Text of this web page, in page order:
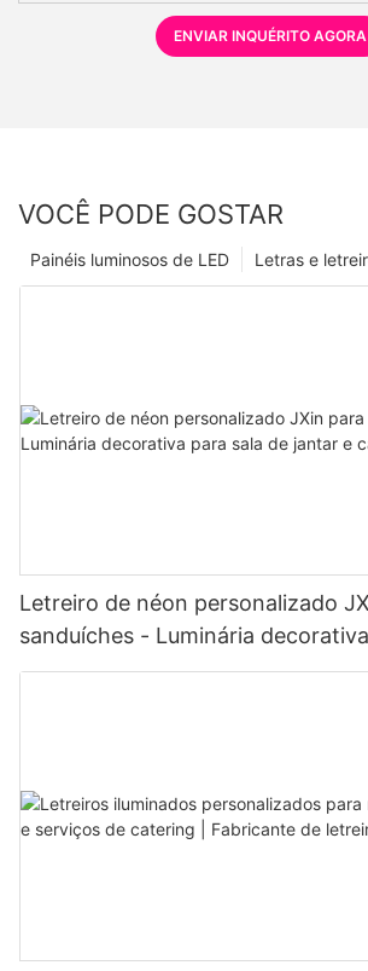
ENVIAR INQUÉRITO AGORA
VOCÊ PODE GOSTAR
Letras e
Painéis luminosos de LED
Letreiro de néon personalizado
sanduíches - Luminária
jantar e casa